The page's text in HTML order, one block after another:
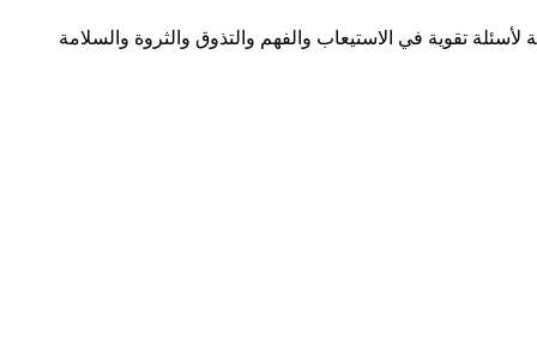
تقوية في الاستيعاب والفهم والتذوق والثروة والسلامة